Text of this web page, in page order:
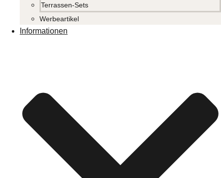
Terrassen-Sets
Werbeartikel
Informationen